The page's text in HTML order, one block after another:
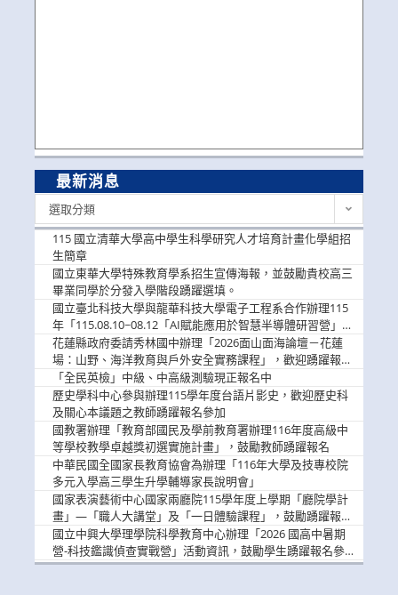
最新消息
選取分類
115 國立清華大學高中學生科學研究人才培育計畫化學組招
生簡章
國立東華大學特殊教育學系招生宣傳海報，並鼓勵貴校高三
畢業同學於分發入學階段踴躍選填。
國立臺北科技大學與龍華科技大學電子工程系合作辦理115
年「115.08.10~08.12「AI賦能應用於智慧半導體研習營」，
歡迎學生踴躍報名參加
花蓮縣政府委請秀林國中辦理「2026面山面海論壇－花蓮
場：山野、海洋教育與戶外安全實務課程」，歡迎踴躍報名
參加
「全民英檢」中級、中高級測驗現正報名中
歷史學科中心參與辦理115學年度台語片影史，歡迎歷史科
及關心本議題之教師踴躍報名參加
國教署辦理「教育部國民及學前教育署辦理116年度高級中
等學校教學卓越獎初選實施計畫」，鼓勵教師踴躍報名
中華民國全國家長教育協會為辦理「116年大學及技專校院
多元入學高三學生升學輔導家長說明會」
國家表演藝術中心國家兩廳院115學年度上學期「廳院學計
畫」—「職人大講堂」及「一日體驗課程」，鼓勵踴躍報名
參與。
國立中興大學理學院科學教育中心辦理「2026 國高中暑期
營-科技鑑識偵查實戰營」活動資訊，鼓勵學生踴躍報名參
加。